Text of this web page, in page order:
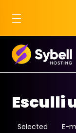
Esculli
Selected
E-